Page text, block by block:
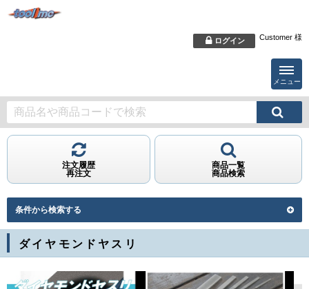
ログイン Customer 様
メニュー
注文履歴
再注文
商品一覧
商品検索
条件から検索する
ダイヤモンドヤスリ